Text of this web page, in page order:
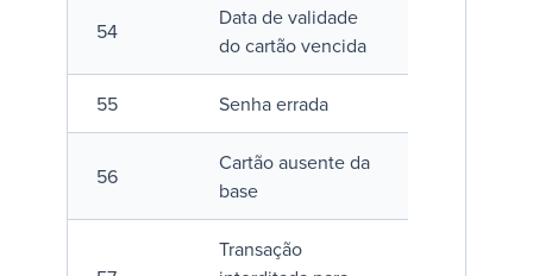
54
Data de validade
do cartão vencida
55 Senha errada
56
Cartão ausente da
base
Transação